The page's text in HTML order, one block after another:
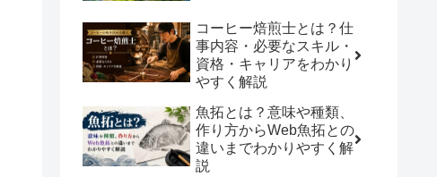
コーヒー焙煎士とは？仕
事内容・必要なスキル・
資格・キャリアをわかり
やすく解説
魚拓とは？意味や種類、
作り方からWeb魚拓との
違いまでわかりやすく解
説